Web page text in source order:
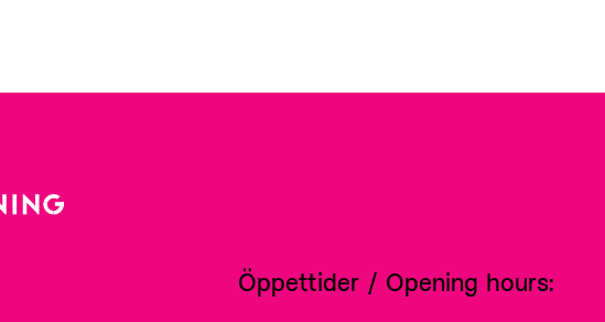
Öppettider / Opening hours: